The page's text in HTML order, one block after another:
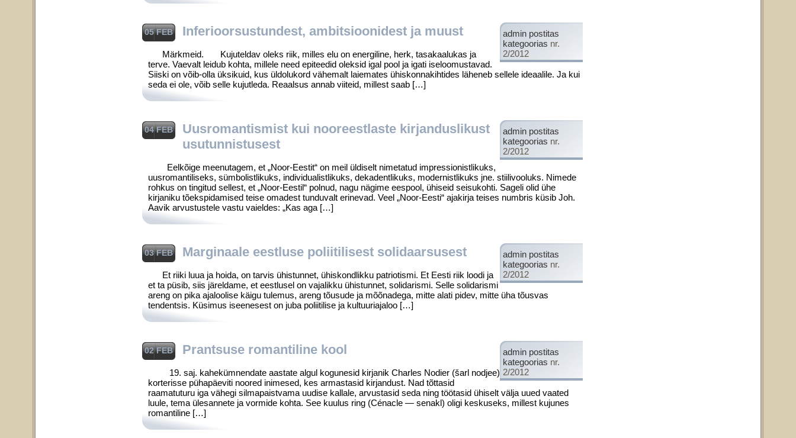
admin postitas
kategoorias nr.
2/2012
05 FEB Inferioorsustundest, ambitsioonidest ja muust
Märkmeid. Kujuteldav oleks riik, milles elu on energiline, herk, tasakaalukas ja
terve. Vaevalt leidub kohta, millele need epiteedid oleksid igal pool ja igati iseloomustavad.
Siiski on võib-olla üksikuid, kus üldolukord vähe­malt laiemates ühiskonnakihtides läheneb sellele ideaalile. Ja kui
seda ei ole, võib selle kujutleda. Reaalsus annab viiteid, millest saab […]
admin postitas
kategoorias nr.
2/2012
04 FEB
Uusromantismist kui nooreestlaste kirjanduslikust
usutunnistusest
Eelkõige meenutagem, et „Noor-Eestit“ on meil üldiselt nime­tatud impressionistlikuks,
uusromantiliseks, sümbolistlikuks, individua­listlikuks, dekadentlikuks, modernistlikuks jne. stiilivooluks. Nimede
rohkus on tingitud sellest, et „Noor-Eestil“ polnud, nagu nägime ees­pool, ühiseid seisukohti. Sageli olid ühe
kirjaniku tõekspidamised teise omadest tunduvalt erinevad. Veel „Noor-Eesti“ ajakirja teises numbris küsib Joh.
Aavik arvustustele vastu vaieldes: „Kas aga […]
admin postitas
kategoorias nr.
2/2012
03 FEB Marginaale eestluse poliitilisest solidaarsusest
Et riiki luua ja hoida, on tarvis ühistunnet, ühiskondlikku patriotismi. Et Eesti riik loodi ja
et ta püsib, siis järeldame, et eestlusel on vajalikku ühistunnet, solidarismi. Selle solidarismi
areng on pika ajaloolise käigu tulemus, areng tõusude ja mõõnadega, mitte alati pidev, mitte üha tõus­vas
tendentsis. Küsimus iseenesest on juba poliitilise ja kultuuriajaloo […]
admin postitas
kategoorias nr.
2/2012
02 FEB Prantsuse romantiline kool
19. saj. kahekümnendate aastate algul kogunesid kirjanik Charles Nodier (šarl nodjee)
korterisse pühapäeviti noored inimesed, kes armastasid kirjan­dust. Nad tõttasid
raamatuturu iga vähegi silmapaist­vama uudise kallale, arvustasid seda ning töötasid ühiselt välja uued vaated
luule, tema ülesannete ja vormide kohta. See kuulus ring (Cénacle — senakl) oligi keskuseks, millest kujunes
romantiline […]